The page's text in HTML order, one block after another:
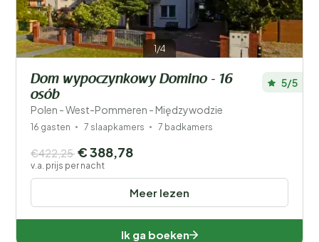
1/4
Dom wypoczynkowy Domino - 16
osób
Polen - West-Pommeren - Międzywodzie
5/5
16 gasten 7 slaapkamers 7 badkamers
Meer lezen
€422,25 € 388,78
v.a. prijs per nacht
Ik ga boeken